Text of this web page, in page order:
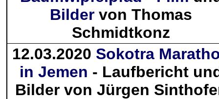
Bilder von Thomas
Schmidtkonz
12.03.2020 Sokotra
in Jemen - Laufbericht
Bilder von Jürgen